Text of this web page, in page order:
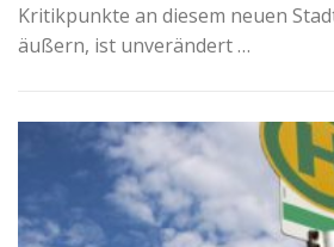
Kritikpunkte an diesem neuen
äußern, ist unverändert …